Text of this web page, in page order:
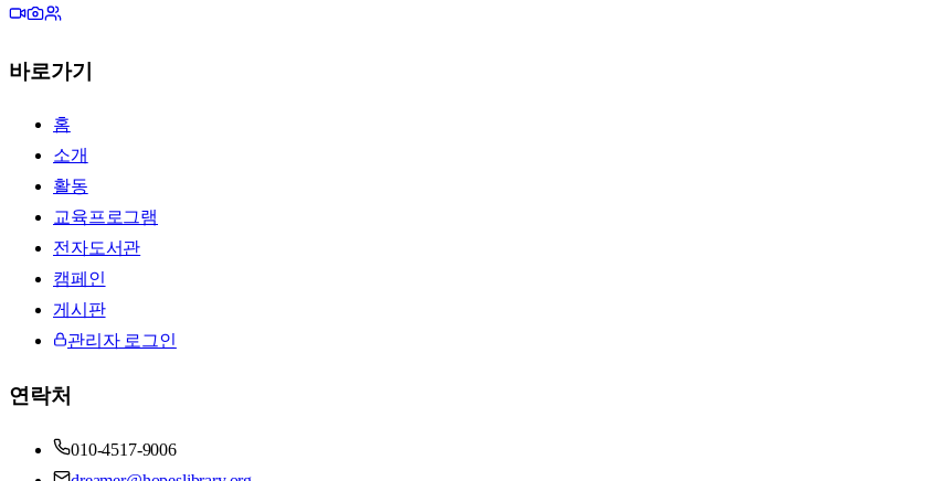
바로가기
홈
소개
활동
교육프로그램
전자도서관
캠페인
게시판
관리자 로그인
연락처
010-4517-9006